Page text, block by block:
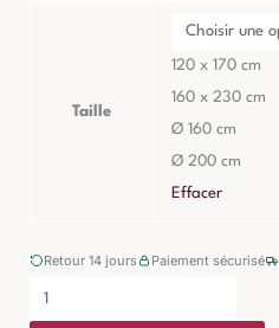
Taille
120 x 170 cm
160 x 230 cm
Ø 160 cm
Ø 200 cm
Effacer
Retour 14 jours Paiement sécurisé